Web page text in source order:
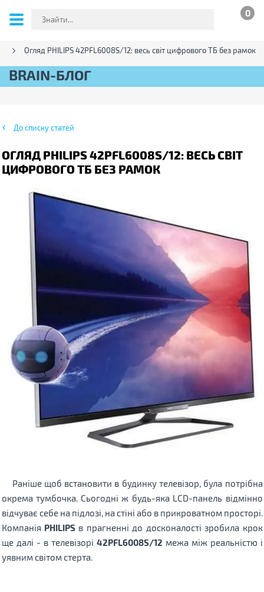
0
Огляд PHILIPS 42PFL6008S/12: весь світ цифрового ТБ без рамок
BRAIN-БЛОГ
До списку статей
ОГЛЯД PHILIPS 42PFL6008S/12: ВЕСЬ СВІТ
ЦИФРОВОГО ТБ БЕЗ РАМОК
Раніше щоб встановити в будинку телевізор, була потрібна
окрема тумбочка. Сьогодні ж будь-яка LСD-панель відмінно
відчуває себе на підлозі, на стіні або в прикроватном просторі.
Компанія PHILIPS в прагненні до досконалості зробила крок
ще далі - в телевізорі 42PFL6008S/12 межа між реальністю і
уявним світом стерта.